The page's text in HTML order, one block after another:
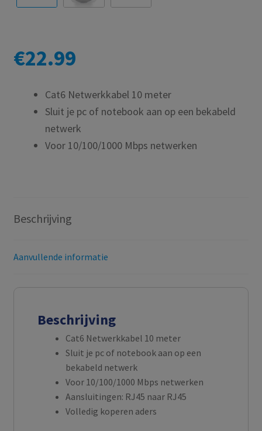
€22.99
Cat6 Netwerkkabel 10 meter
Sluit je pc of notebook aan op een bekabeld
netwerk
Voor 10/100/1000 Mbps netwerken
Beschrijving
Aanvullende informatie
Beschrijving
Cat6 Netwerkkabel 10 meter
Sluit je pc of notebook aan op een
bekabeld netwerk
Voor 10/100/1000 Mbps netwerken
Aansluitingen: RJ45 naar RJ45
Volledig koperen aders